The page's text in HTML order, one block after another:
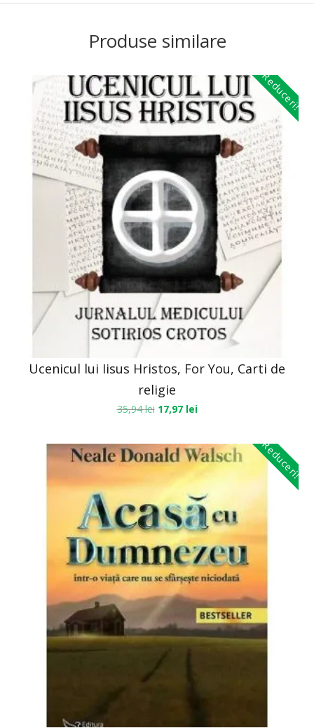
Produse similare
Reduceri!
Ucenicul lui Iisus Hristos, For You, Carti de
religie
35,94lei 17,97 lei
Reduceri!